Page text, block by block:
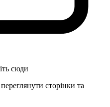
сюди
сторінки та